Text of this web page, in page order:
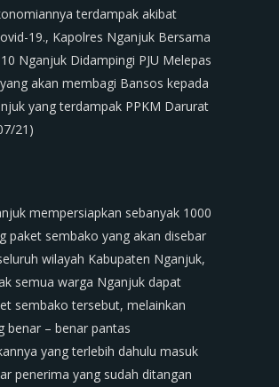
terdampak akibat
19., Kapolres Nganjuk Bersama
Nganjuk Didampingi PJU Melepas
akan membagi Bansos kepada
yang terdampak PPKM Darurat
21)
mempersiapkan sebanyak 1000
paket sembako yang akan disebar
wilayah Kabupaten Nganjuk,
semua warga Nganjuk dapat
sembako tersebut, melainkan
benar – benar pantas
yang terlebih dahulu masuk
penerima yang sudah ditangan